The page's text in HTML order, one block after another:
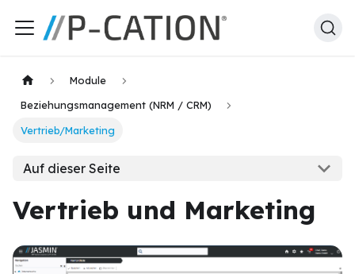
Module
Beziehungsmanagement (NRM / CRM)
Vertrieb/Marketing
Auf dieser Seite
Vertrieb und Marketing